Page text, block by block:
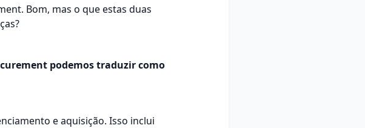
Bom, mas o que estas duas
podemos traduzir como
e aquisição. Isso inclui